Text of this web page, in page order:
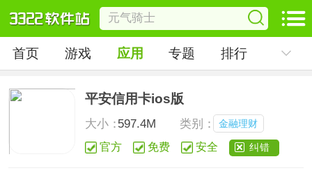
首页 游戏 应用 专题 排行
平安信用卡ios版
大小：597.4M 类别： 金融理财
官方 免费 安全 纠错